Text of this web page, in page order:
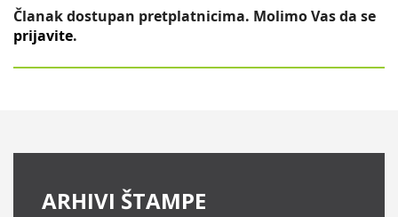
Članak dostupan pretplatnicima. Molimo Vas da se
prijavite.
ARHIVI ŠTAMPE